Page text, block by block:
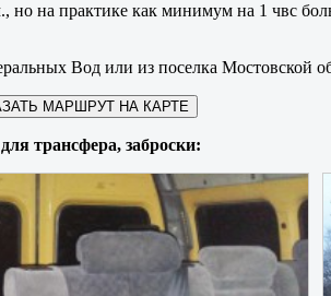
но на практике как минимум на 1 чвс
Вод или из поселка Мостовской
МАРШРУТ НА КАРТЕ
трансфера, заброски: